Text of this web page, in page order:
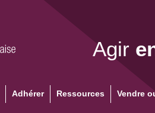
Agir
Adhérer Ressources Vendre